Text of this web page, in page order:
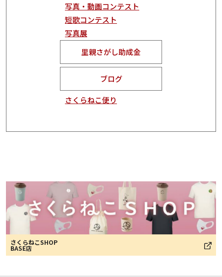
写真・動画コンテスト
短歌コンテスト
写真展
里親さがし助成金
ブログ
さくらねこ便り
さくらねこSHOP
BASE店